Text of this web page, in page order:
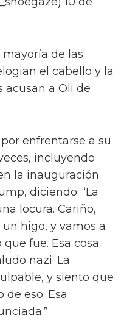
de las
el cabello y la
acusan a Oli de
enfrentarse a su
incluyendo
la inauguración
diciendo: “La
locura. Cariño,
higo, y vamos a
fue. Esa cosa
nazi. La
y siento que
eso. Esa